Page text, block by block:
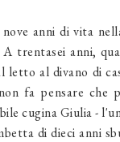
anni di vita
trentasei anni,
letto al divano di
fa pensare che
cugina Giulia -
di dieci anni